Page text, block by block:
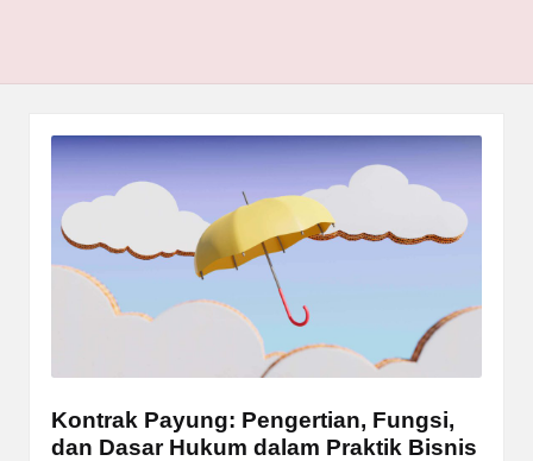
Kontrak Payung: Pengertian, Fungsi,
dan Dasar Hukum dalam Praktik Bisnis